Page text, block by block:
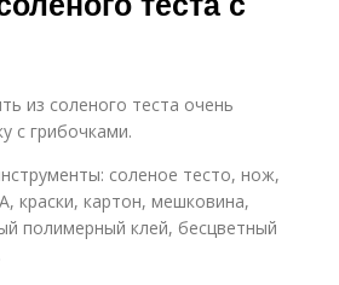
из соленого теста очень
с грибочками.
соленое тесто, нож,
краски, картон, мешковина,
полимерный клей, бесцветный